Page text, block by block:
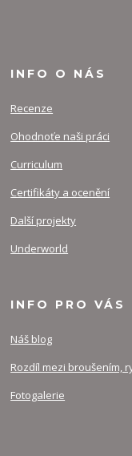
INFO O NÁS
Recenze
Ohodnoťe naši práci
Curriculum
Certifikáty a ocenění
Další projekty
Underworld
INFO PRO VÁS
Náš blog
Rozdíl mezi broušením,
Fotogalerie